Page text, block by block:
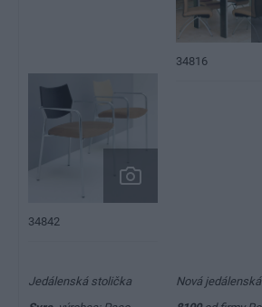
34842
34816
Jedálenská stolička
Nová